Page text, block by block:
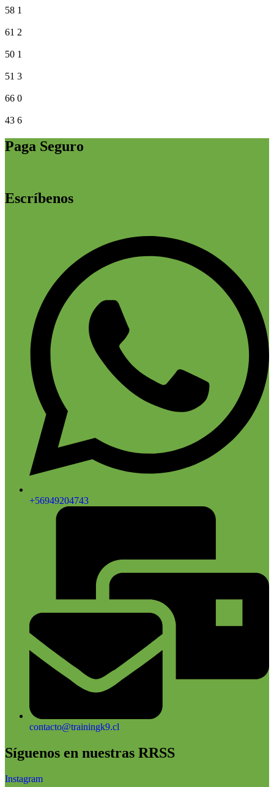
58 1
61 2
50 1
51 3
66 0
43 6
Paga Seguro
Escríbenos
+56949204743
contacto@trainingk9.cl
Síguenos en nuestras RRSS
Instagram